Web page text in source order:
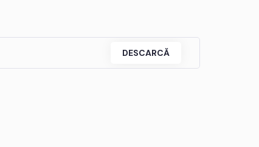
DESCARCĂ